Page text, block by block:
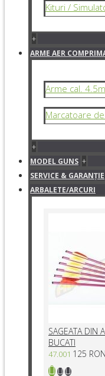
Kituri /
+
ARME AER
Arme cal.
Marcatoare
+
MODEL GUNS +
SERVICE & GARANŢIE
ARBALETE/ARCURI
SAGEATA DIN
BUCATI
47.001 125 RON